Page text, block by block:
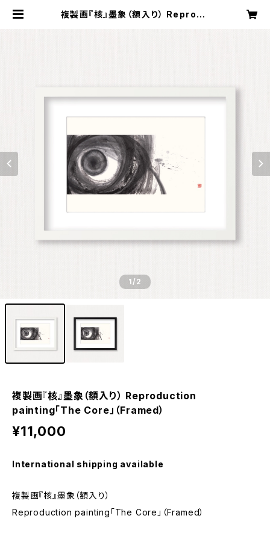
複製画『核』墨象（額入り） Reprodu
1/2
複製画『核』墨象（額入り） Reproduction
painting「The Core」（Framed）
¥11,000
International shipping available
複製画『核』墨象（額入り）
Reproduction painting「The Core」（Framed）